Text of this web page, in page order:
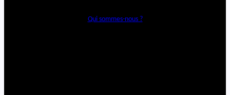
Qui sommes-nous ?